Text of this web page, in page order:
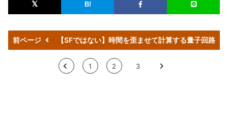
前ページ 【SFではない】時間を歪ませて計算する量子回路
< 1 2 3 >